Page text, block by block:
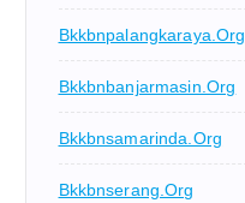
Bkkbnpalangkaraya.org
Bkkbnbanjarmasin.org
Bkkbnsamarinda.org
Bkkbnserang.org